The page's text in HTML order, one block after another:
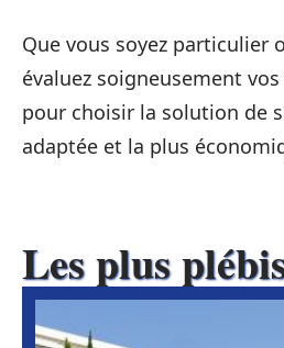
Que vous soyez particulier
évaluez soigneusement
pour choisir la solution de
adaptée et la plus
Les plus